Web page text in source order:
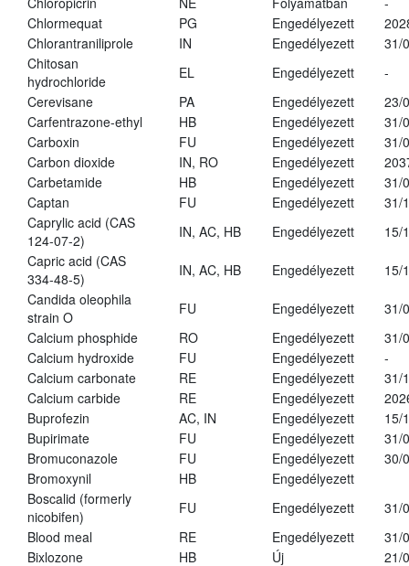
Chlormequat
PG Engedélyezett
Chlorantraniliprole
IN Engedélyezett
31/
Chitosan
hydrochloride
EL Engedélyezett
-
Cerevisane
PA Engedélyezett
23/
Carfentrazone-ethyl
HB Engedélyezett
31/
Carboxin
FU Engedélyezett
31/
Carbon dioxide
IN, RO Engedélyezett
Carbetamide
HB Engedélyezett
31/
Captan
FU Engedélyezett
31/
Caprylic acid (CAS
124-07-2)
IN, AC, HB Engedélyezett
15/
Capric acid (CAS
334-48-5)
IN, AC, HB Engedélyezett
15/
Candida oleophila
strain O
FU Engedélyezett
31/
Calcium phosphide
RO Engedélyezett
31/
Calcium hydroxide
FU Engedélyezett
-
Calcium carbonate
RE Engedélyezett
31/
Calcium carbide
RE Engedélyezett
Buprofezin
AC, IN Engedélyezett
15/
Bupirimate
FU Engedélyezett
31/
Bromuconazole
FU Engedélyezett
30/
Bromoxynil
HB
Engedélyezett
Boscalid (formerly
nicobifen)
FU Engedélyezett
31/
Blood meal
RE Engedélyezett
31/
Bixlozone
HB Új 21/